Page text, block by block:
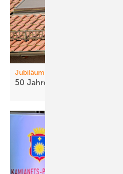
Jubiläum
50 Jahre